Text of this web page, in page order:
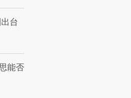
台
能否